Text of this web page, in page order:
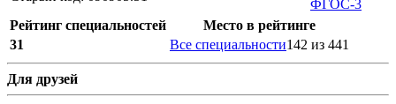
ФГОС-3
Рейтинг специальностей
Место в рейтинге
31
Все специальности142 из 441
Для друзей